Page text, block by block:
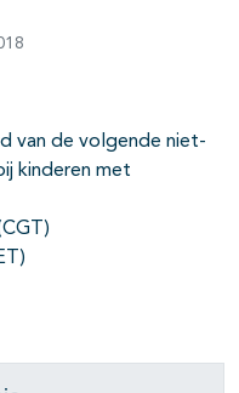
van de volgende niet-
kinderen met